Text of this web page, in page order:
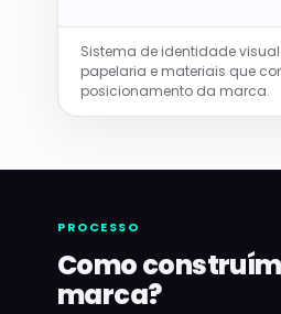
Sistema de identidade
papelaria e materiais que
posicionamento da marca.
PROCESSO
Como
marca?